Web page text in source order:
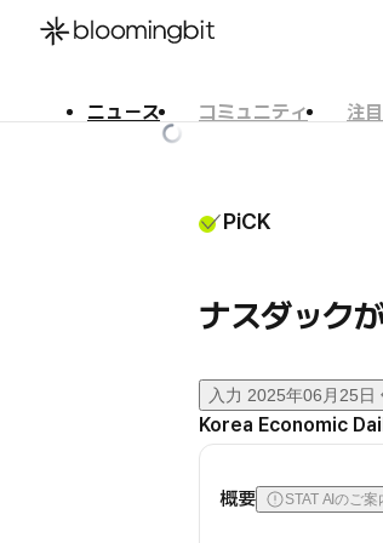
ニュース コミュニティ
注
PiCK
ナスダック
入力 2025年06月25日
Korea Economic
概要 STAT AIのご案